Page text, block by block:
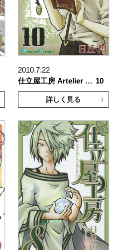
2010.7.22
仕立屋工房 Artelier … 10
詳しく見る